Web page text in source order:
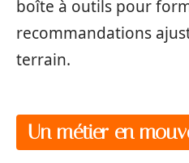
boîte à outils pour
recommandations
terrain.
Un métier en